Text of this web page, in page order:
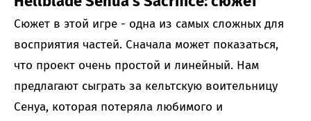
Сюжет в этой игре - одна из самых сложных для
восприятия частей. Сначала может показаться,
что проект очень простой и линейный. Нам
предлагают сыграть за кельтскую воительницу
Сенуа, которая потеряла любимого и